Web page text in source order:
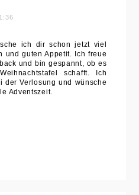
ich dir schon jetzt viel
und guten Appetit. Ich freue
und bin gespannt, ob es
schafft. Ich
der Verlosung und wünsche
Adventszeit.